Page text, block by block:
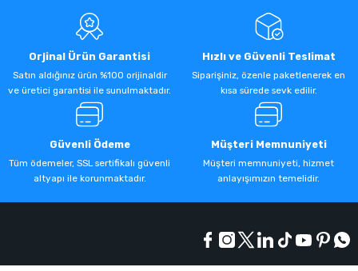
Orjinal Ürün Garantisi
Satın aldığınız ürün %100 orijinaldir
ve üretici garantisi ile sunulmaktadır.
Hızlı ve Güvenli Teslimat
Siparişiniz, özenle paketlenerek en
kısa sürede sevk edilir.
Güvenli Ödeme
Tüm ödemeler, SSL sertifikalı güvenli
altyapı ile korunmaktadır.
Müşteri Memnuniyeti
Müşteri memnuniyeti, hizmet
anlayışımızın temelidir.